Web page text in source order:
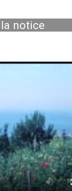
notice